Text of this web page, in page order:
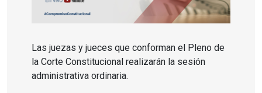
Las juezas y jueces que conforman el Pleno de
la Corte Constitucional realizarán la sesión
administrativa ordinaria.